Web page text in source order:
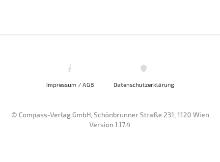
Impressum / AGB Datenschutzerklärung
© Compass-Verlag GmbH, Schönbrunner Straße 231, 1120 Wien
Version 1.17.4